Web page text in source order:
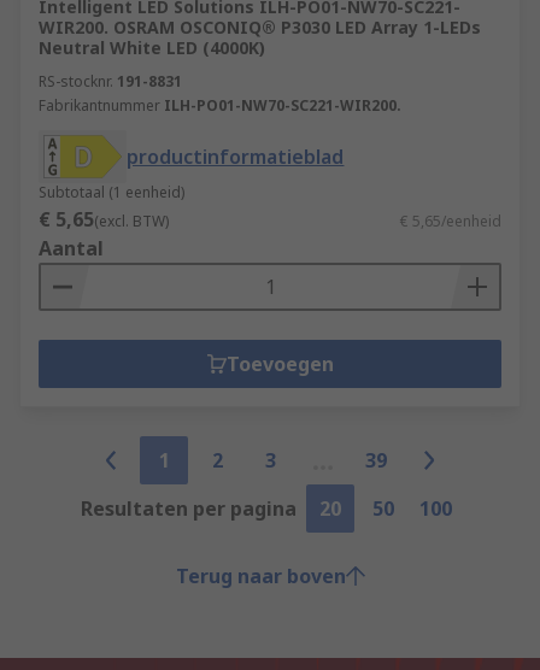
Intelligent LED Solutions ILH-PO01-NW70-SC221-
WIR200. OSRAM OSCONIQ® P3030 LED Array 1-LEDs
Neutral White LED (4000K)
RS-stocknr. 191-8831
Fabrikantnummer ILH-PO01-NW70-SC221-WIR200.
productinformatieblad
Subtotaal (1 eenheid)
€ 5,65(excl. BTW) € 5,65/eenheid
Aantal
Toevoegen
1 2 3
39
Resultaten per pagina
20 50 100
Terug naar boven